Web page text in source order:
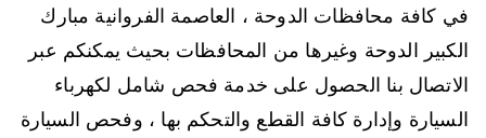
في كافة محافظات الدوحة ، العاصمة الفروانية مبارك
الكبير الدوحة وغيرها من المحافظات بحيث يمكنكم عبر
الاتصال بنا الحصول على خدمة فحص شامل لكهرباء
السيارة وإدارة كافة القطع والتحكم بها ، وفحص السيارة